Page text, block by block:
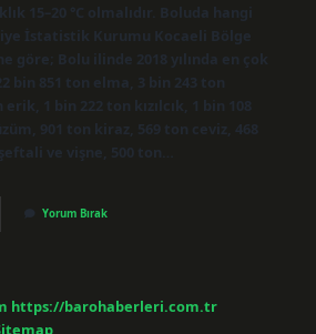
15–20 °C olmalıdır. Boluda hangi
İstatistik Kurumu Kocaeli Bölge
göre; Bolu ilinde 2018 yılında en çok
bin 851 ton elma, 3 bin 243 ton
1 bin 222 ton kızılcık, 1 bin 108
901 ton kiraz, 569 ton ceviz, 468
ve vişne, 500 ton…
Yorum Bırak
https://barohaberleri.com.tr